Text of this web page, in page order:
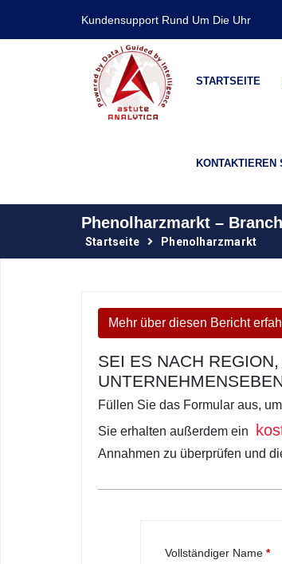
Kundensupport Rund Um Die Uhr
STARTSEITE
KONTAKTIEREN
Phenolharzmarkt –
Startseite Phenolharzmarkt
Mehr über diesen Bericht
SEI ES NACH
Füllen Sie das Formular aus,
Sie erhalten außerdem ein
Annahmen zu überprüfen und
Vollständiger Name *